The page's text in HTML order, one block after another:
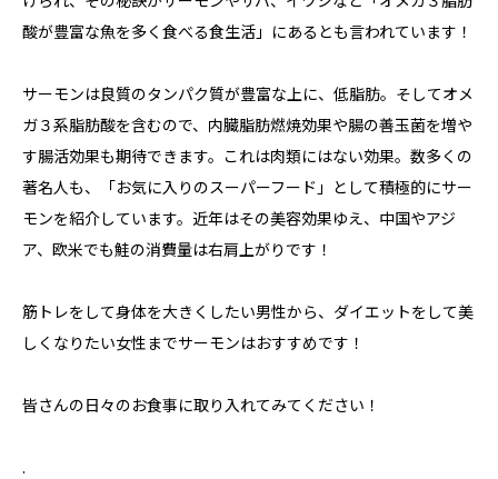
酸が豊富な魚を多く食べる食生活」にあるとも言われています！
サーモンは良質のタンパク質が豊富な上に、低脂肪。そしてオメ
ガ３系脂肪酸を含むので、内臓脂肪燃焼効果や腸の善玉菌を増や
す腸活効果も期待できます。これは肉類にはない効果。数多くの
著名人も、「お気に入りのスーパーフード」として積極的にサー
モンを紹介しています。近年はその美容効果ゆえ、中国やアジ
ア、欧米でも鮭の消費量は右肩上がりです！
筋トレをして身体を大きくしたい男性から、ダイエットをして美
しくなりたい女性までサーモンはおすすめです！
皆さんの日々のお食事に取り入れてみてください！
.